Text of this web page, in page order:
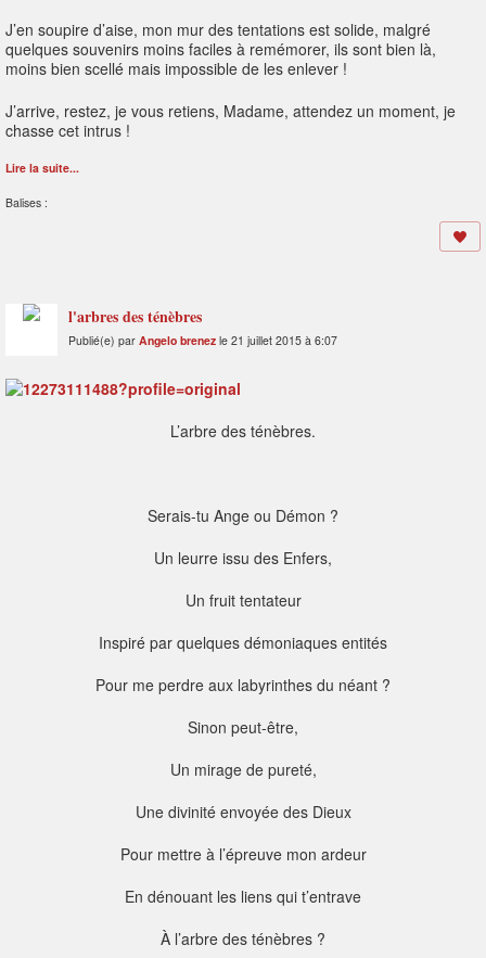
J’en soupire d’aise, mon mur des tentations est solide, malgré
quelques souvenirs moins faciles à remémorer, ils sont bien là,
moins bien scellé mais impossible de les enlever !
J’arrive, restez, je vous retiens, Madame, attendez un moment, je
chasse cet intrus !
Lire la suite...
Balises :
l'arbres des ténèbres
Publié(e) par Angelo brenez le 21 juillet 2015 à 6:07
L’arbre des ténèbres.
Serais-tu Ange ou Démon ?
Un leurre issu des Enfers,
Un fruit tentateur
Inspiré par quelques démoniaques entités
Pour me perdre aux labyrinthes du néant ?
Sinon peut-être,
Un mirage de pureté,
Une divinité envoyée des Dieux
Pour mettre à l’épreuve mon ardeur
En dénouant les liens qui t’entrave
À l’arbre des ténèbres ?